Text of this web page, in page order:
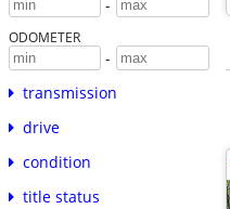
-
ODOMETER
-
transmission
drive
condition
title status